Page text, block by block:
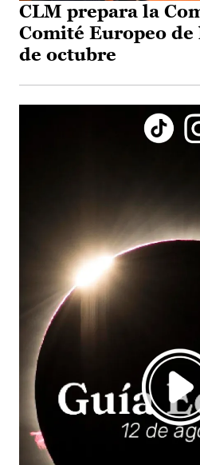
CLM prepara la
Comité Europeo de
de octubre